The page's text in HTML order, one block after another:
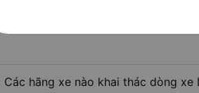
tại chưa có nhà xe nào có loại xe
Các hãng xe nào khai thác dòng